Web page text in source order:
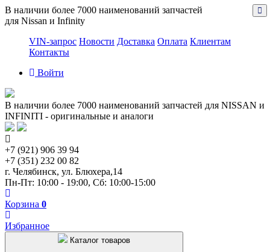
В наличии более 7000 наименований запчастей
для Nissan и Infinity
VIN-запрос Новости Доставка Оплата Клиентам
Контакты
Войти
В наличии более 7000 наименований запчастей для NISSAN и
INFINITI - оригинальные и аналоги
+7 (921) 906 39 94
+7 (351) 232 00 82
г. Челябинск, ул. Блюхера,14
Пн-Пт: 10:00 - 19:00, Сб: 10:00-15:00
Корзина 0
Избранное
Каталог товаров